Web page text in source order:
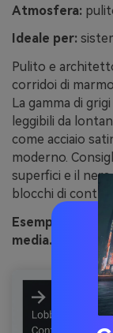
Atmosfera:
Ideale per:
Pulito e
corridoi di
La gamma di
leggibili da
come acciaio
moderno.
superfici e il
blocchi di
Esempio di
media.io